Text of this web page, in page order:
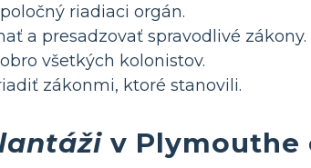
riadiaci orgán.
a presadzovať spravodlivé zákony.
všetkých kolonistov.
zákonmi, ktoré stanovili.
v Plymouthe